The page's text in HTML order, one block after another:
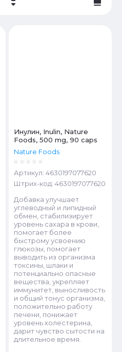
Инулин, Inulin, Nature
Foods, 500 mg, 90 caps
Nature Foods
Артикул: 4630197077620
Штрих-код: 4630197077620
Добавка улучшает
углеводный и липидный
обмен, стабилизирует
уровень сахара в крови,
помогает более
быстрому усвоению
глюкозы, помогает
выводить из организма
токсины, шлаки и
потенциально опасные
вещества, укрепляет
иммунитет, выносливость
и общий тонус организма,
положительно работу
печени, понижает
уровень холестерина,
дарит чувство сытости на
длительное время.